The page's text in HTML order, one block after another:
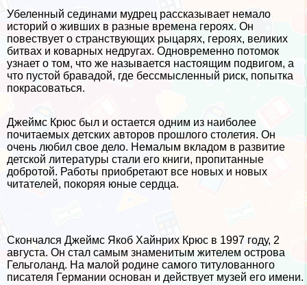
Убеленный сединами мудрец рассказывает немало
историй о живших в разные времена героях. Он
повествует о стрaнcтвующих рыцарях, героях, великих
битвах и коварных недругах. Одновременно потомок
узнает о том, что же называется настоящим подвигом, а
что пустой бравадой, где бессмысленный риск, попытка
покрасоваться.
Джеймс Крюс был и остается одним из наиболее
почитаемых детских авторов прошлого столетия. Он
очень любил свое дело. Немалым вкладом в развитие
детской литературы стали его книги, пропитанные
добротой. Работы приобретают все новых и новых
читателей, покоряя юные сердца.
Скончался Джеймс Якоб Хайнрих Крюс в 1997 году, 2
августа. Он стал самым знаменитым жителем острова
Гельголанд. На малой родине самого титулованного
писателя Германии основан и действует музей его имени.